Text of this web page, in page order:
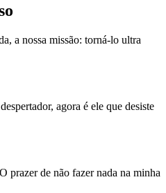
a nossa missão: torná-lo ultra
agora é ele que desiste
prazer de não fazer nada na minha